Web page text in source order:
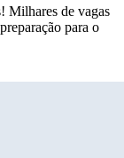
Milhares de vagas
para o